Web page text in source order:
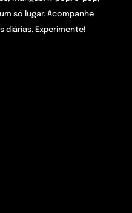
só lugar. Acompanhe
diárias. Experimente!